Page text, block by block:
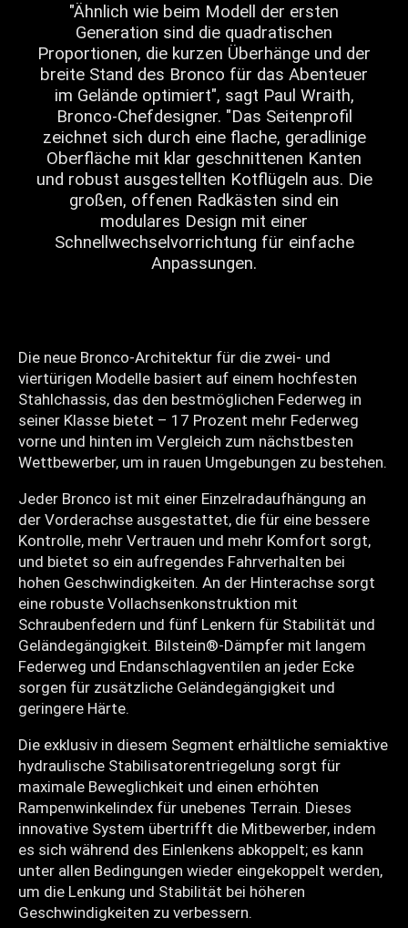
"Ähnlich wie beim Modell der ersten
Generation sind die quadratischen
Proportionen, die kurzen Überhänge und der
breite Stand des Bronco für das Abenteuer
im Gelände optimiert", sagt Paul Wraith,
Bronco-Chefdesigner. "Das Seitenprofil
zeichnet sich durch eine flache, geradlinige
Oberfläche mit klar geschnittenen Kanten
und robust ausgestellten Kotflügeln aus. Die
großen, offenen Radkästen sind ein
modulares Design mit einer
Schnellwechselvorrichtung für einfache
Anpassungen.
Die neue Bronco-Architektur für die zwei- und
viertürigen Modelle basiert auf einem hochfesten
Stahlchassis, das den bestmöglichen Federweg in
seiner Klasse bietet – 17 Prozent mehr Federweg
vorne und hinten im Vergleich zum nächstbesten
Wettbewerber, um in rauen Umgebungen zu bestehen.
Jeder Bronco ist mit einer Einzelradaufhängung an
der Vorderachse ausgestattet, die für eine bessere
Kontrolle, mehr Vertrauen und mehr Komfort sorgt,
und bietet so ein aufregendes Fahrverhalten bei
hohen Geschwindigkeiten. An der Hinterachse sorgt
eine robuste Vollachsenkonstruktion mit
Schraubenfedern und fünf Lenkern für Stabilität und
Geländegängigkeit. Bilstein®-Dämpfer mit langem
Federweg und Endanschlagventilen an jeder Ecke
sorgen für zusätzliche Geländegängigkeit und
geringere Härte.
Die exklusiv in diesem Segment erhältliche semiaktive
hydraulische Stabilisatorentriegelung sorgt für
maximale Beweglichkeit und einen erhöhten
Rampenwinkelindex für unebenes Terrain. Dieses
innovative System übertrifft die Mitbewerber, indem
es sich während des Einlenkens abkoppelt; es kann
unter allen Bedingungen wieder eingekoppelt werden,
um die Lenkung und Stabilität bei höheren
Geschwindigkeiten zu verbessern.